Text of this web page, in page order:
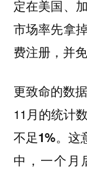
定在美国、
市场率先拿
费注册，并免
更致命的数
11月的统计
不足1%。这
中，一个月